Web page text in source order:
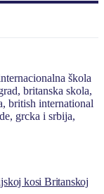
kosi Britanskoj